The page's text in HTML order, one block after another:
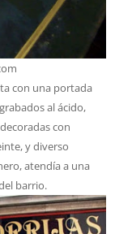
con una portada
al ácido,
con
y diverso
atendía a una
barrio.